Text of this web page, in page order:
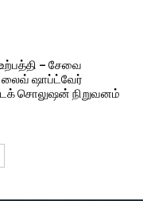
– சேவை
லைவ் ஷாப்ட்வேர்
டெக் சொலுஷன் நிறுவனம்